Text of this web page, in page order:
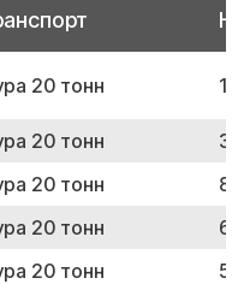
20 тонн
20 тонн
20 тонн
20 тонн
20 тонн